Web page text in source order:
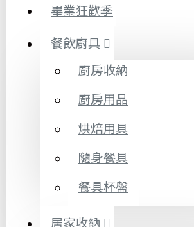
畢業狂歡季
餐飲廚具
廚房收納
廚房用品
烘焙用具
隨身餐具
餐具杯盤
居家收納